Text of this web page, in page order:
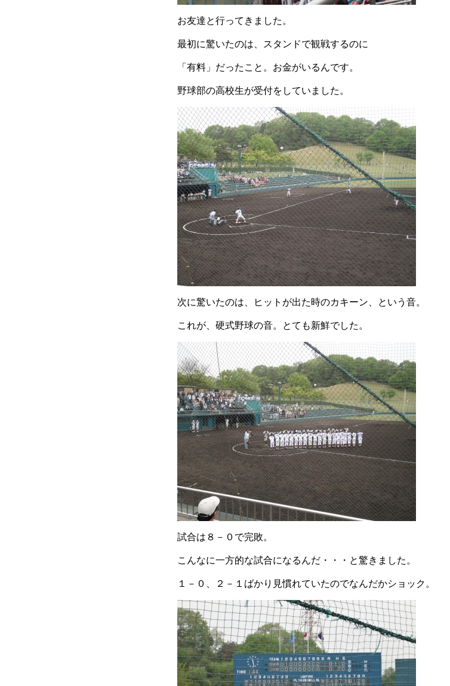
お友達と行ってきました。
最初に驚いたのは、スタンドで観戦するのに
「有料」だったこと。お金がいるんです。
野球部の高校生が受付をしていました。
次に驚いたのは、ヒットが出た時のカキーン、という音。
これが、硬式野球の音。とても新鮮でした。
試合は８－０で完敗。
こんなに一方的な試合になるんだ・・・と驚きました。
１－０、２－１ばかり見慣れていたのでなんだかショック。